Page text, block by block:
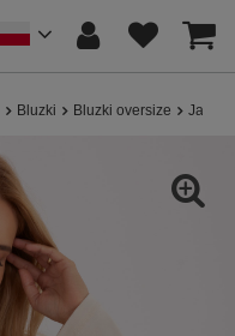
Bluzki Bluzki oversize